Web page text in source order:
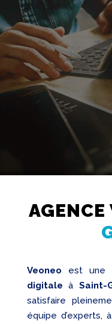
Création
Réseaux
sociaux
Audit
Veoneo est une
digitale à Saint-
satisfaire
équipe d’experts,